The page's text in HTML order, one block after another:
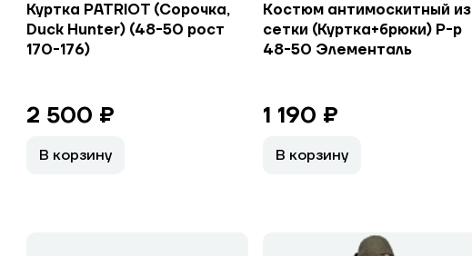
Куртка PATRIOT (Сорочка,
Duck Hunter) (48-50 рост
170-176)
2 500 ₽
В корзину
Костюм антимоскитный из
сетки (Куртка+брюки) Р-р
48-50 Элементаль
1 190 ₽
В корзину